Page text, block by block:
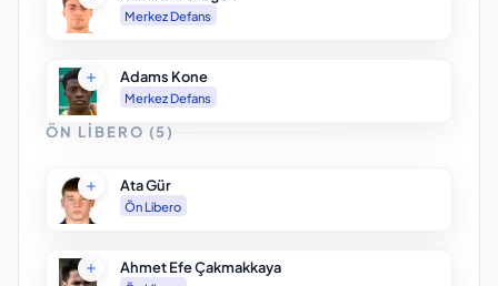
Merkez Defans
Adams Kone
Merkez Defans
ÖN LIBERO (5)
Ata Gür
Ön Libero
Ahmet Efe Çakmakkaya